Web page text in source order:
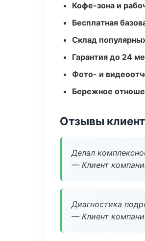
Кофе-зона и
Бесплатная
Склад
Гарантия до 24
Фото- и
Бережное
Отзывы
Делал
— Клиент
Диагностика
— Клиент